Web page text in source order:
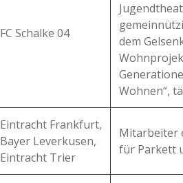
FC Schalke 04
dem
Wohnen“,
Eintracht Frankfurt,
Bayer Leverkusen,
Eintracht Trier
Mitarbeiter
für Parkett